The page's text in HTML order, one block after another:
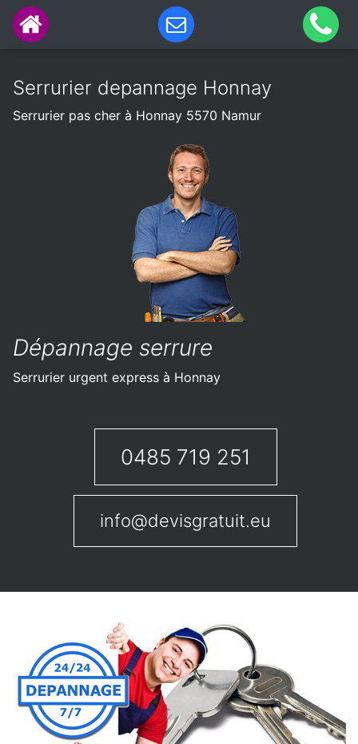
Serrurier depannage Honnay
Serrurier pas cher à Honnay 5570 Namur
Dépannage serrure
Serrurier urgent express à Honnay
0485 719 251
info@devisgratuit.eu